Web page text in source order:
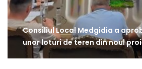
Consiliul Local Medgidia a
unor loturi de teren din noul